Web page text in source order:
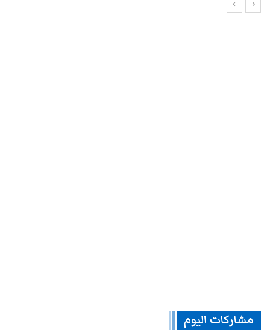
مشاركات اليوم